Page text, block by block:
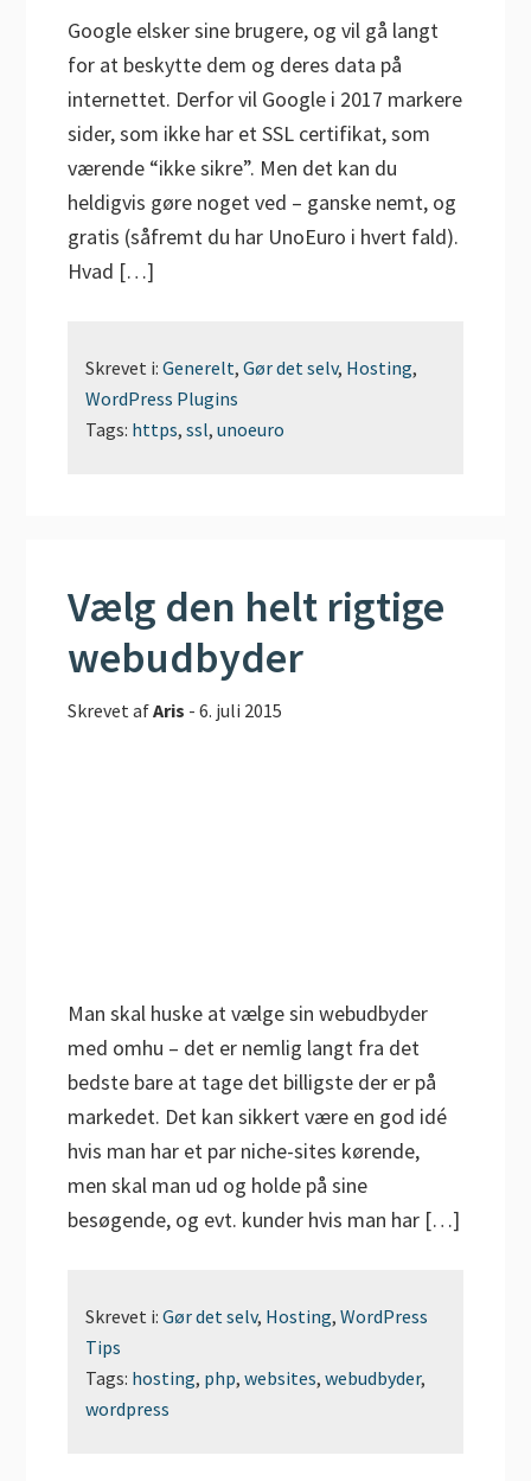
Google elsker sine brugere, og vil gå langt
for at beskytte dem og deres data på
internettet. Derfor vil Google i 2017 markere
sider, som ikke har et SSL certifikat, som
værende “ikke sikre”. Men det kan du
heldigvis gøre noget ved – ganske nemt, og
gratis (såfremt du har UnoEuro i hvert fald).
Hvad […]
Skrevet i:Generelt,Gør det selv, Hosting,
WordPress Plugins
Tags: https,ssl,unoeuro
Vælg den helt rigtige
webudbyder
Skrevet afAris -6. juli 2015
Man skal huske at vælge sin webudbyder
med omhu – det er nemlig langt fra det
bedste bare at tage det billigste der er på
markedet. Det kan sikkert være en god idé
hvis man har et par niche-sites kørende,
men skal man ud og holde på sine
besøgende, og evt. kunder hvis man har […]
Skrevet i:Gør det selv, Hosting,WordPress
Tips
Tags: hosting, php,websites,webudbyder,
wordpress